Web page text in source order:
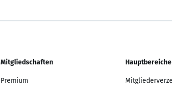
Mitgliedschaften
Premium
Hauptbereiche